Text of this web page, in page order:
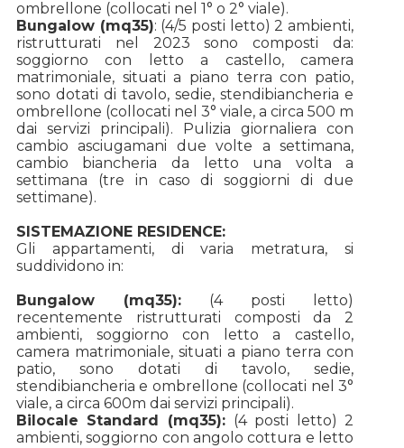
ombrellone (collocati nel 1° o 2° viale).
Bungalow (mq35): (4/5 posti letto) 2 ambienti,
ristrutturati nel 2023 sono composti da:
soggiorno con letto a castello, camera
matrimoniale, situati a piano terra con patio,
sono dotati di tavolo, sedie, stendibiancheria e
ombrellone (collocati nel 3° viale, a circa 500 m
dai servizi principali). Pulizia giornaliera con
cambio asciugamani due volte a settimana,
cambio biancheria da letto una volta a
settimana (tre in caso di soggiorni di due
settimane).
SISTEMAZIONE RESIDENCE:
Gli appartamenti, di varia metratura, si
suddividono in:
Bungalow (mq35):(4 posti letto)
recentemente ristrutturati composti da 2
ambienti, soggiorno con letto a castello,
camera matrimoniale, situati a piano terra con
patio, sono dotati di tavolo, sedie,
stendibiancheria e ombrellone (collocati nel 3°
viale, a circa 600m dai servizi principali).
Bilocale Standard (mq35):(4 posti letto) 2
ambienti, soggiorno con angolo cottura e letto